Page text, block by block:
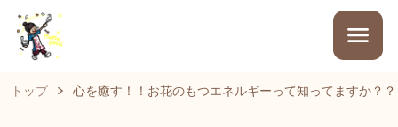
トップ 心を癒す！！お花のもつエネルギーって知ってますか？？